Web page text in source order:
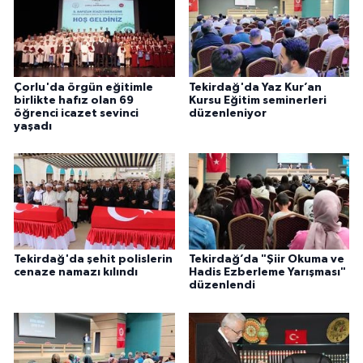
Çorlu'da örgün eğitimle
birlikte hafız olan 69
öğrenci icazet sevinci
yaşadı
Tekirdağ'da Yaz Kur’an
Kursu Eğitim seminerleri
düzenleniyor
Tekirdağ'da şehit polislerin
cenaze namazı kılındı
Tekirdağ’da "Şiir Okuma ve
Hadis Ezberleme Yarışması"
düzenlendi
Gümüşhane Müftülüğü
Hakkari Müftülüğü
Hatay Müftülüğü
Isparta Müftülüğü
İstanbul Müftülüğü
İzmir Müftülüğü
Karabük Müftülüğü